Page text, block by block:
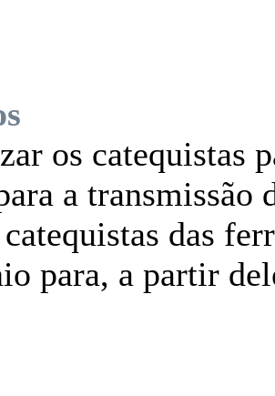
os catequistas
a transmissão
das
para, a partir